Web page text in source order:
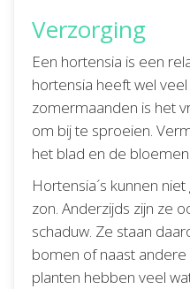
Verzorging
Een hortensia is een
hortensia heeft wel
zomermaanden is het
om bij te sproeien.
het blad en de bloemen.
Hortensia´s kunnen
zon. Anderzijds zijn ze
schaduw. Ze staan
bomen of naast
planten hebben veel